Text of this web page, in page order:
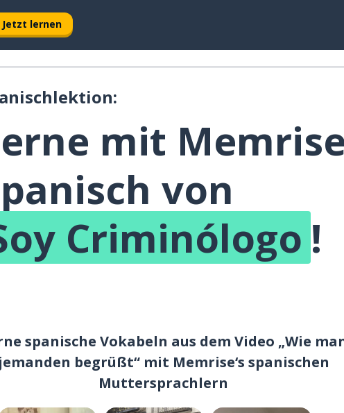
Jetzt lernen
mit Memrise
von
Criminólogo !
spanische Vokabeln aus dem Video „Wie
jemanden begrüßt“ mit Memrise‘s spanischen
Muttersprachlern